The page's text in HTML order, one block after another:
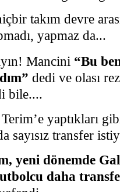
takım devre
yapmaz da...
Mancini “Bu
dedi ve olası
bile....
yaptıkları
sayısız transfer
yeni dönemde
daha